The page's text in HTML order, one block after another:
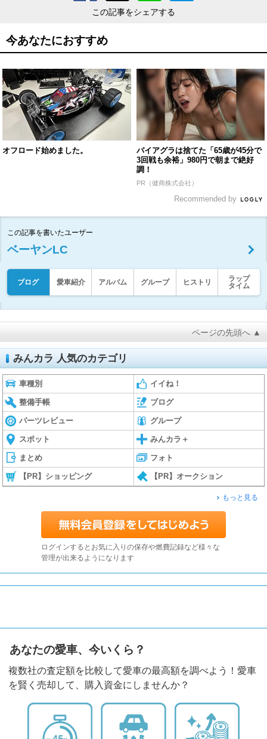
この記事をシェアする
今あなたにおすすめ
オフロード始めました。
バイアグラは捨てた「65歳が45分で
3回戦も余裕」980円で朝まで絶好
調！
PR（健商株式会社）
Recommended by
この記事を書いたユーザー
ベーヤンLC
ブログ 愛車紹介 アルバム グループ ヒストリ
ラップ
タイム
ページの先頭へ ▲
みんカラ 人気のカテゴリ
車種別 イイね！
整備手帳 ブログ
パーツレビュー グループ
スポット みんカラ＋
まとめ フォト
【PR】ショッピング 【PR】オークション
もっと見る
ログインするとお気に入りの保存や燃費記録など様々な
管理が出来るようになります
あなたの愛車、今いくら？
複数社の査定額を比較して愛車の最高額を調べよう！愛車
を賢く売却して、購入資金にしませんか？